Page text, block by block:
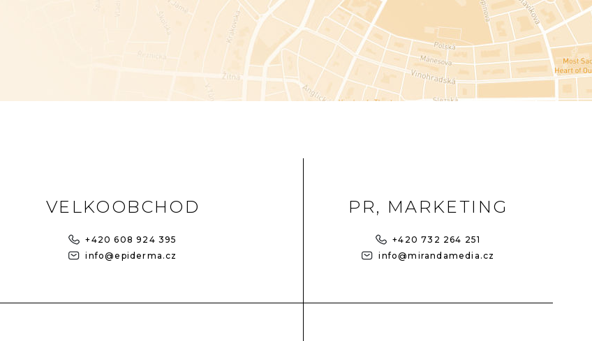
VELKOOBCHOD
+420 608 924 395
info@epiderma.cz
PR, MARKETING
+420 732 264 251
info@mirandamedia.cz